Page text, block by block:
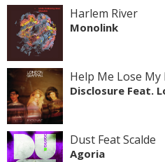
Harlem River
Monolink
Help Me Lose My
Disclosure Feat.
Dust Feat Scalde
Agoria